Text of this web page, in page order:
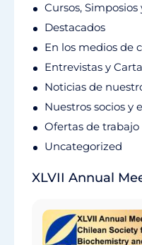
Cursos, Simposios
Destacados
En los medios de
Entrevistas y
Noticias de
Nuestros socios y
Ofertas de trabajo
Uncategorized
XLVII Annual